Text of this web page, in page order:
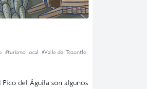
#turismo local #Valle del Tezontle
del Águila son algunos